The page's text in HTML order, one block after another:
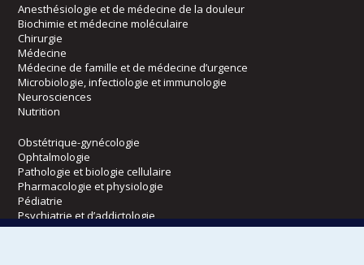
Anesthésiologie et de médecine de la douleur
Biochimie et médecine moléculaire
Chirurgie
Médecine
Médecine de famille et de médecine d’urgence
Microbiologie, infectiologie et immunologie
Neurosciences
Nutrition
Obstétrique-gynécologie
Ophtalmologie
Pathologie et biologie cellulaire
Pharmacologie et physiologie
Pédiatrie
Psychiatrie et d’addictologie
Radiologie, radio-oncologie et médecine nucléaire